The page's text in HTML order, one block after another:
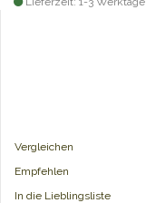
Vergleichen
Empfehlen
In die Lieblingsliste